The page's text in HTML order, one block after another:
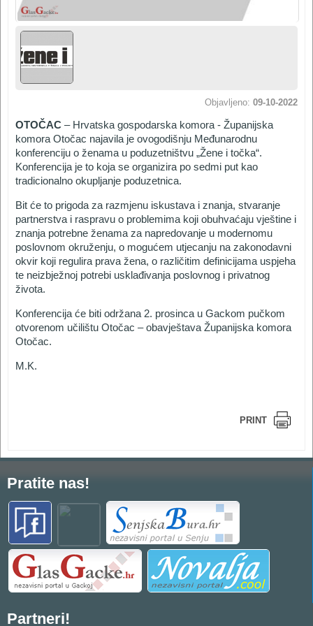
Objavljeno: 09-10-2022
OTOČAC – Hrvatska gospodarska komora - Županijska
komora Otočac najavila je ovogodišnju Međunarodnu
konferenciju o ženama u poduzetništvu „Žene i točka“.
Konferencija je to koja se organizira po sedmi put kao
tradicionalno okupljanje poduzetnica.
Bit će to prigoda za razmjenu iskustava i znanja, stvaranje
partnerstva i raspravu o problemima koji obuhvaćaju vještine i
znanja potrebne ženama za napredovanje u modernomu
poslovnom okruženju, o mogućem utjecanju na zakonodavni
okvir koji regulira prava žena, o različitim definicijama uspjeha
te neizbježnoj potrebi usklađivanja poslovnog i privatnog
života.
Konferencija će biti održana 2. prosinca u Gackom pučkom
otvorenom učilištu Otočac – obavještava Županijska komora
Otočac.
M.K.
PRINT
Pratite nas!
Partneri!